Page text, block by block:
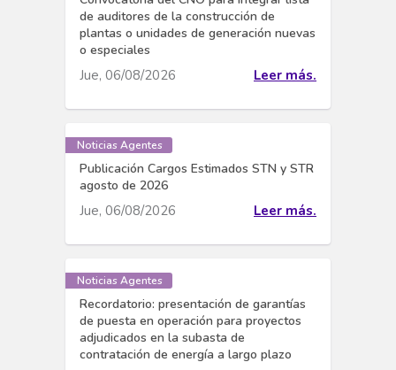
de auditores de la construcción de
plantas o unidades de generación nuevas
o especiales
Jue, 06/08/2026 Leer más.
Noticias Agentes
Publicación Cargos Estimados STN y STR
agosto de 2026
Jue, 06/08/2026 Leer más.
Noticias Agentes
Recordatorio: presentación de garantías
de puesta en operación para proyectos
adjudicados en la subasta de
contratación de energía a largo plazo